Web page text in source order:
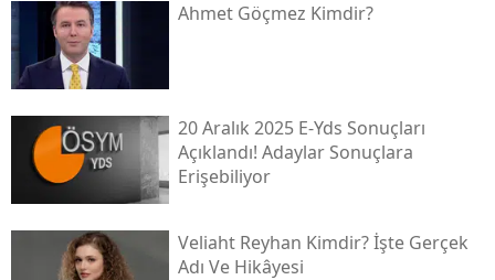
Ahmet Göçmez Kimdir?
20 Aralık 2025 E-Yds Sonuçları
Açıklandı! Adaylar Sonuçlara
Erişebiliyor
Veliaht Reyhan Kimdir? İşte Gerçek
Adı Ve Hikâyesi